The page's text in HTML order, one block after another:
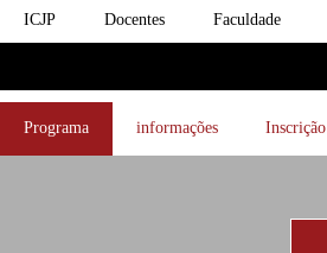
menu-institucional Faculdade
Docentes
ICJP
Inscrição
informações
Programa